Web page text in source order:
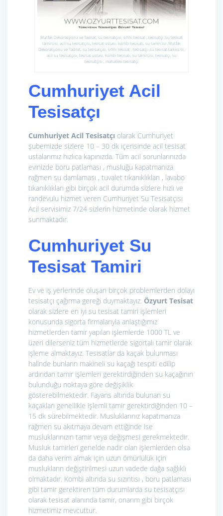
Mutfak Dekorasyonu ve Tadilat, su tesisatçısı, sıhhi tesisat , tesisatçı ,su tesisat
tamircisi, acil su tesisatçısı, tesisat ustası, kombi tesisatı, su tamircisi ,Mutfak
Dekorasyonu ve Tadilat, su tesisatçısı, sıhhi tesisat , tesisatçı ,su tesisat tamircisi,
acil su tesisatçısı, tesisat ustası, kombi tesisatı, su tamircisi, tesisatçı, su
tesisatçısı , mahallesi tesisatçı
Cumhuriyet Acil
Tesisatçı
Cumhuriyet Acil Tesisatçı olarak Cumhuriyet
şubemizde sizlere 10 – 30 dk içerisinde acil tesisat
ustalarımız hızlıca kapınızda. Tüm acil sorunlarınızda
evinizde boru patlaması , musluğu kapatmanıza
rağmen su damlaması , tuvalet tıkanıklıkları , lavabo
tıkanıklıkları gibi birçok acil durumda sizlere hızlı ve
randevulu hizmet veren Cumhuriyet Su Tesisatçısı
Acil servisimiz 7/24 sizlerin hizmetinde olarak hizmet
sunmaktadır.
Cumhuriyet Su
Tesisat Tamiri
Ev ve iş yerlerinde oluşan birçok problemlerden dolayı
tesisatçı çağırma gereği duymaktayız. Özyurt Tesisat
olarak sizlere en iyi su tesisat tamiri işlemleri
konusunda sigorta firmalarıyla anlaştığımız
hizmetlerden tamir yapılan işlemlerde 1000 TL ve
üzeri dilerseniz tüm hizmetlerde sigortalı tamir olarak
işleme almaktayız. Tesisatlar da kaçak bulunması
halinde bunların makineli su kaçağı tespiti edilip
ardından tamir işlemleri gerektirdiğinden su kaçağının
bulunduğu noktaya göre değişiklik
gösterebilmektedir. Fayans altında bulunan su
kaçakları genellikle işlemli tamir gerektirdiğinden 10 –
15 dk sürebilmektedir. Musluklarınız kapatmanıza
rağmen su akıtmaya devam ettiğinde ise
musluklarınızın tamir veya değişmesi gerekmektedir.
Musluk tamirleri genelde nadir olan işlemlerden olsa
da daha verim almak için uzun ömürlülük için
muslukların değiştirilmesi uzun vadede dağa sağlıklı
olmaktadır. Kombi altında su sızıntısı , boru patlaması
gibi tamir gerektiren tüm durumlarda su tesisatçısı
olarak tesisat alanında tamir, onarım gibi birçok
hizmetimiz mevcuttur.